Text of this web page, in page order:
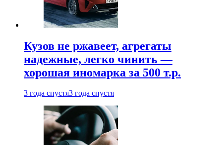
Кузов не ржавеет, агрегаты
надежные, легко чинить —
хорошая иномарка за 500 т.р.
3 года спустя3 года спустя